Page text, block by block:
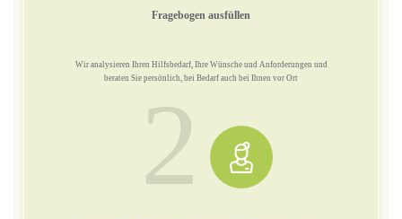
Fragebogen ausfüllen
Wir analysieren Ihren Hilfsbedarf, Ihre Wünsche und Anforderungen und
beraten Sie persönlich, bei Bedarf auch bei Ihnen vor Ort
2